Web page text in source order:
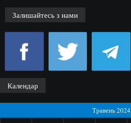
Залишайтесь з нами
Календар
Травень 2024